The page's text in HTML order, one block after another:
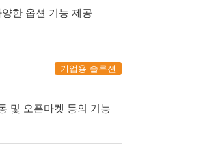
한 옵션 기능 제공
기업용 솔루션
및 오픈마켓 등의 기능